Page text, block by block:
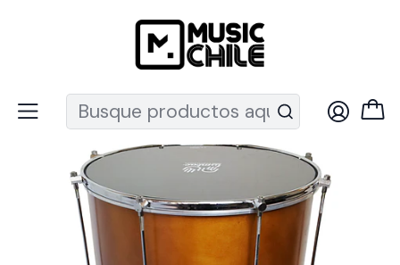
Recuerda que ahora nos puedes encontrar en el MUT
Inicio Percusión
Surdos